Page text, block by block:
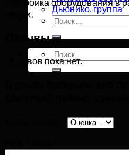
Дьюнико, группа
Искать:
Искать:
тираж.
Отзывы
Отзывов пока нет.